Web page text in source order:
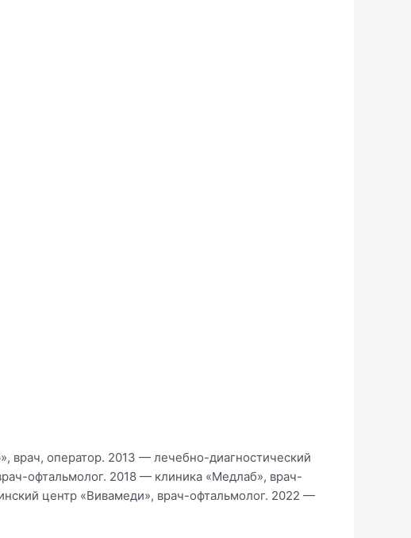
оператор. 2013 — лечебно-диагностический
офтальмолог. 2018 — клиника «Медлаб», врач-
центр «Вивамеди», врач-офтальмолог. 2022 —